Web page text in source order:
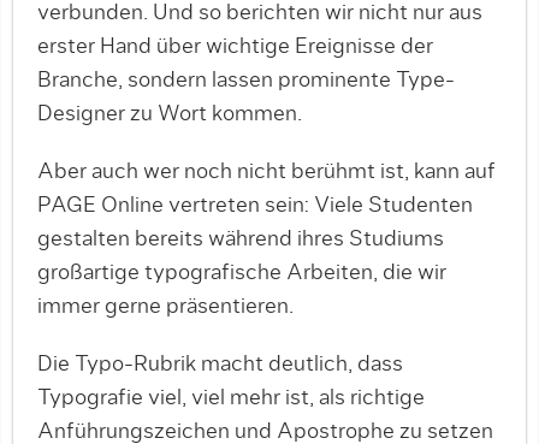
verbunden. Und so berichten wir nicht nur aus
erster Hand über wichtige Ereignisse der
Branche, sondern lassen prominente Type-
Designer zu Wort kommen.
Aber auch wer noch nicht berühmt ist, kann auf
PAGE Online vertreten sein: Viele Studenten
gestalten bereits während ihres Studiums
großartige typografische Arbeiten, die wir
immer gerne präsentieren.
Die Typo-Rubrik macht deutlich, dass
Typografie viel, viel mehr ist, als richtige
Anführungszeichen und Apostrophe zu setzen